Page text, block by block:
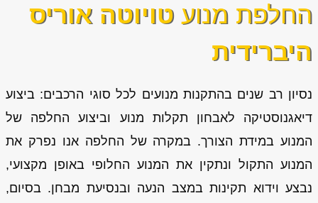
החלפת מנועטויוטה אוריס
היברידית
נסיון רב שנים בהתקנות מנועים לכל סוגי הרכבים: ביצוע
דיאגנוסטיקה לאבחון תקלות מנוע וביצוע החלפה של
המנוע במידת הצורך. במקרה של החלפה אנו נפרק את
המנוע התקול ונתקין את המנוע החלופי באופן מקצועי,
נבצע וידוא תקינות במצב הנעה ובנסיעת מבחן. בסיום,